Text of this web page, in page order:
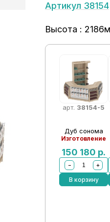
Артикул 38154
Высота :
арт. 38154-5
Дуб сонома
Изготовление
150 180 р.
−
+
В корзину